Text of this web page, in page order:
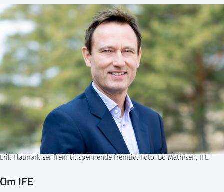
Erik Flatmark ser frem til spennende fremtid. Foto: Bo Mathisen, IFE
Om IFE